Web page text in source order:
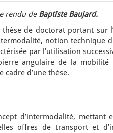
rendu deBaptiste Baujard.
thèse de doctorat portant sur
notion technique
par l’utilisation
angulaire de la mobilité
d’une thèse.
d’intermodalité, mettant
offres de transport et